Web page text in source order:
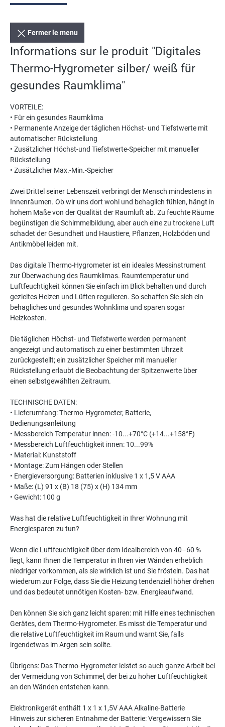
Fermer le menu
Informations sur le produit "Digitales
Thermo-Hygrometer silber/ weiß für
gesundes Raumklima"
VORTEILE:
• Für ein gesundes Raumklima
• Permanente Anzeige der täglichen Höchst- und Tiefstwerte mit
automatischer Rückstellung
• Zusätzlicher Höchst-und Tiefstwerte-Speicher mit manueller
Rückstellung
• Zusätzlicher Max.-Min.-Speicher
Zwei Drittel seiner Lebenszeit verbringt der Mensch mindestens in
Innenräumen. Ob wir uns dort wohl und behaglich fühlen, hängt in
hohem Maße von der Qualität der Raumluft ab. Zu feuchte Räume
begünstigen die Schimmelbildung, aber auch eine zu trockene Luft
schadet der Gesundheit und Haustiere, Pflanzen, Holzböden und
Antikmöbel leiden mit.
Das digitale Thermo-Hygrometer ist ein ideales Messinstrument
zur Überwachung des Raumklimas. Raumtemperatur und
Luftfeuchtigkeit können Sie einfach im Blick behalten und durch
gezieltes Heizen und Lüften regulieren. So schaffen Sie sich ein
behagliches und gesundes Wohnklima und sparen sogar
Heizkosten.
Die täglichen Höchst- und Tiefstwerte werden permanent
angezeigt und automatisch zu einer bestimmten Uhrzeit
zurückgestellt; ein zusätzlicher Speicher mit manueller
Rückstellung erlaubt die Beobachtung der Spitzenwerte über
einen selbstgewählten Zeitraum.
TECHNISCHE DATEN:
• Lieferumfang: Thermo-Hygrometer, Batterie,
Bedienungsanleitung
• Messbereich Temperatur innen: -10...+70°C (+14...+158°F)
• Messbereich Luftfeuchtigkeit innen: 10...99%
• Material: Kunststoff
• Montage: Zum Hängen oder Stellen
• Energieversorgung: Batterien inklusive 1 x 1,5 V AAA
• Maße: (L) 91 x (B) 18 (75) x (H) 134 mm
• Gewicht: 100 g
Was hat die relative Luftfeuchtigkeit in Ihrer Wohnung mit
Energiesparen zu tun?
Wenn die Luftfeuchtigkeit über dem Idealbereich von 40–60 %
liegt, kann Ihnen die Temperatur in Ihren vier Wänden erheblich
niedriger vorkommen, als sie wirklich ist und Sie frösteln. Das hat
wiederum zur Folge, dass Sie die Heizung tendenziell höher drehen
und das bedeutet unnötigen Kosten- bzw. Energieaufwand.
Den können Sie sich ganz leicht sparen: mit Hilfe eines technischen
Gerätes, dem Thermo-Hygrometer. Es misst die Temperatur und
die relative Luftfeuchtigkeit im Raum und warnt Sie, falls
irgendetwas im Argen sein sollte.
Übrigens: Das Thermo-Hygrometer leistet so auch ganze Arbeit bei
der Vermeidung von Schimmel, der bei zu hoher Luftfeuchtigkeit
an den Wänden entstehen kann.
Elektronikgerät enthält 1 x 1 x 1,5V AAA Alkaline-Batterie
Hinweis zur sicheren Entnahme der Batterie: Vergewissern Sie